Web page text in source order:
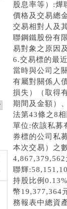
股息率等）:
價格及交易總
交易相對人及
聯鋼鐵股份有
易對象之原因
6.交易標的最
當時與公司之
有屬對關係人
損失）（取得
期間及金額）
法第43條之8
單位:依該私募
券標的公司私
本次交易）之
聯輝
持股比例
幣19,377,364
務報表中總資